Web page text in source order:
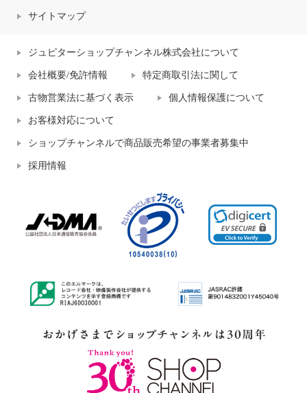
サイトマップ
ジュピターショップチャンネル株式会社について
会社概要/免許情報 特定商取引法に関して
古物営業法に基づく表示 個人情報保護について
お客様対応について
ショップチャンネルで商品販売希望の事業者募集中
採用情報